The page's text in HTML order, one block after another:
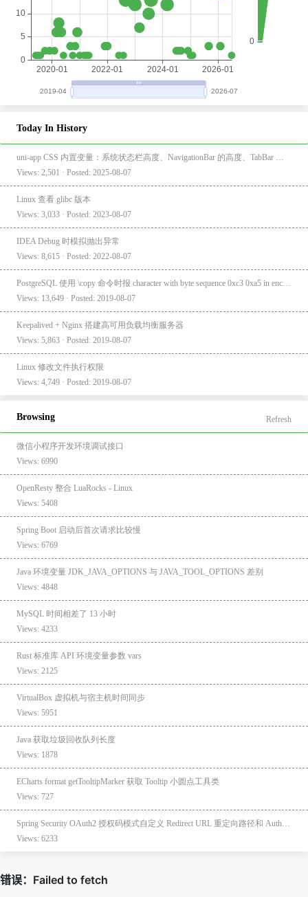
Today In History
Views: 2,501 · Posted: 2025-08-07
Linux 查看 glibc 版本
Views: 3,033 · Posted: 2023-08-07
IDEA Debug 时模拟抛出异常
Views: 8,615 · Posted: 2022-08-07
Views: 13,649 · Posted: 2019-08-07
Keepalived + Nginx 搭建高可用负载均衡服务器
Views: 5,863 · Posted: 2019-08-07
Linux 修改文件执行权限
Views: 4,749 · Posted: 2019-08-07
Browsing Refresh
微信小程序开发环境调试接口
Views: 6990
OpenResty 整合 LuaRocks - Linux
Views: 5408
Spring Boot 启动后首次请求比较慢
Views: 6769
Java 环境变量 JDK_JAVA_OPTIONS 与 JAVA_TOOL_OPTIONS 差别
Views: 4848
MySQL 时间相差了 13 小时
Views: 4233
Rust 标准库 API 环境变量参数 vars
Views: 2125
VirtualBox 虚拟机与宿主机时间同步
Views: 5951
Java 获取垃圾回收队列长度
Views: 1878
ECharts format getTooltipMarker 获取 Tooltip 小圆点工具类
Views: 727
Views: 6233